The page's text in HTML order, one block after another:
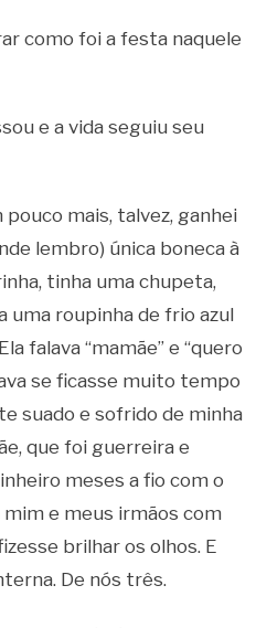
como foi a festa naquele
e a vida seguiu seu
mais, talvez, ganhei
lembro) única boneca à
tinha uma chupeta,
uma roupinha de frio azul
falava “mamãe” e “quero
se ficasse muito tempo
suado e sofrido de minha
que foi guerreira e
meses a fio com o
e meus irmãos com
brilhar os olhos. E
De nós três.